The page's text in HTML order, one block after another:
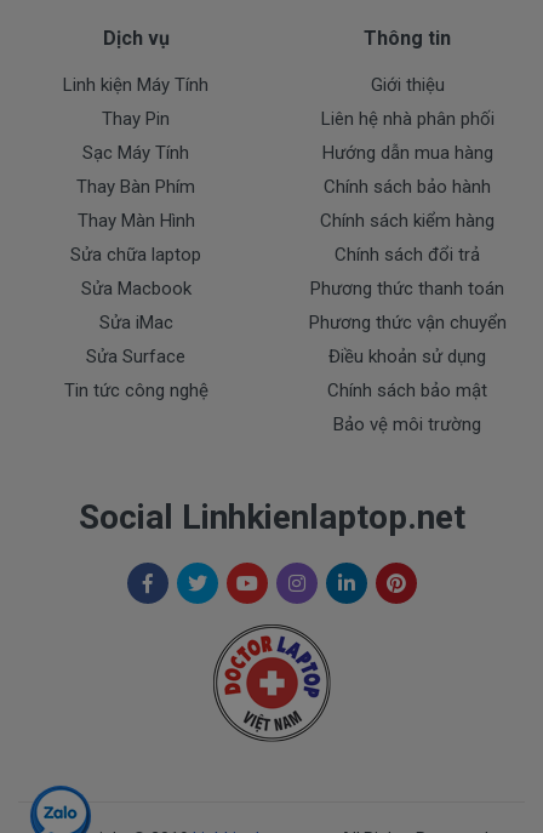
Dịch vụ
Linh kiện Máy Tính
Thay Pin
Sạc Máy Tính
Thay Bàn Phím
Thay Màn Hình
Sửa chữa laptop
Sửa Macbook
Sửa iMac
Sửa Surface
Tin tức công nghệ
Thông tin
Giới thiệu
Liên hệ nhà phân phối
Hướng dẫn mua hàng
Chính sách bảo hành
Chính sách kiểm hàng
Chính sách đổi trả
Phương thức thanh toán
Phương thức vận chuyển
Điều khoản sử dụng
Chính sách bảo mật
Bảo vệ môi trường
Social Linhkienlaptop.net